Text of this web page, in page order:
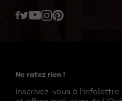
Facebook
Twitter
YouTube
Ne ratez rien !
Inscrivez-vous à l'infolettre